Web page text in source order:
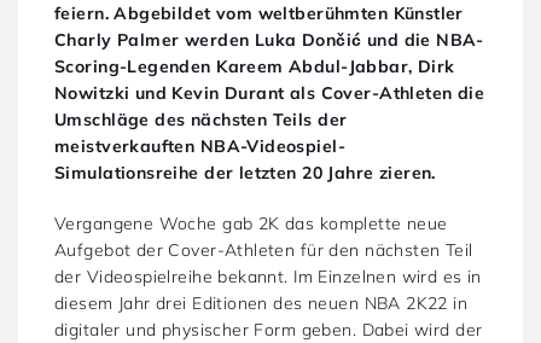
feiern. Abgebildet vom weltberühmten Künstler
Charly Palmer werden Luka Dončić und die NBA-
Scoring-Legenden Kareem Abdul-Jabbar, Dirk
Nowitzki und Kevin Durant als Cover-Athleten die
Umschläge des nächsten Teils der
meistverkauften NBA-Videospiel-
Simulationsreihe der letzten 20 Jahre zieren.
Vergangene Woche gab 2K das komplette neue
Aufgebot der Cover-Athleten für den nächsten Teil
der Videospielreihe bekannt. Im Einzelnen wird es in
diesem Jahr drei Editionen des neuen NBA 2K22 in
digitaler und physischer Form geben. Dabei wird der